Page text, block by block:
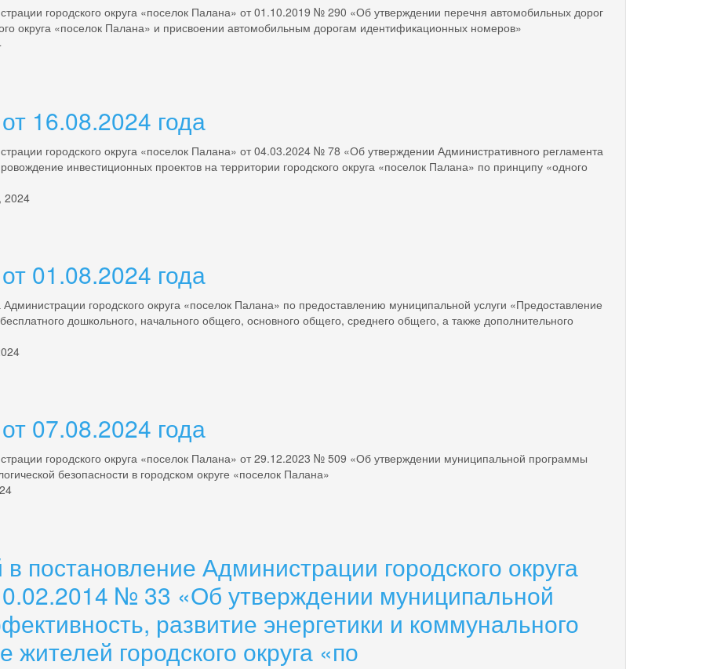
городского округа «поселок Палана» от 01.10.2019 № 290 «Об утверждении перечня автомобильных дорог
округа «поселок Палана» и присвоении автомобильным дорогам идентификационных номеров»
16.08.2024 года
городского округа «поселок Палана» от 04.03.2024 № 78 «Об утверждении Административного регламента
инвестиционных проектов на территории городского округа «поселок Палана» по принципу «одного
2024
01.08.2024 года
городского округа «поселок Палана» по предоставлению муниципальной услуги «Предоставление
дошкольного, начального общего, основного общего, среднего общего, а также дополнительного
07.08.2024 года
городского округа «поселок Палана» от 29.12.2023 № 509 «Об утверждении муниципальной программы
безопасности в городском округе «поселок Палана»
постановление Администрации городского округа
№ 33 «Об утверждении муниципальной
развитие энергетики и коммунального
жителей городского округа «по